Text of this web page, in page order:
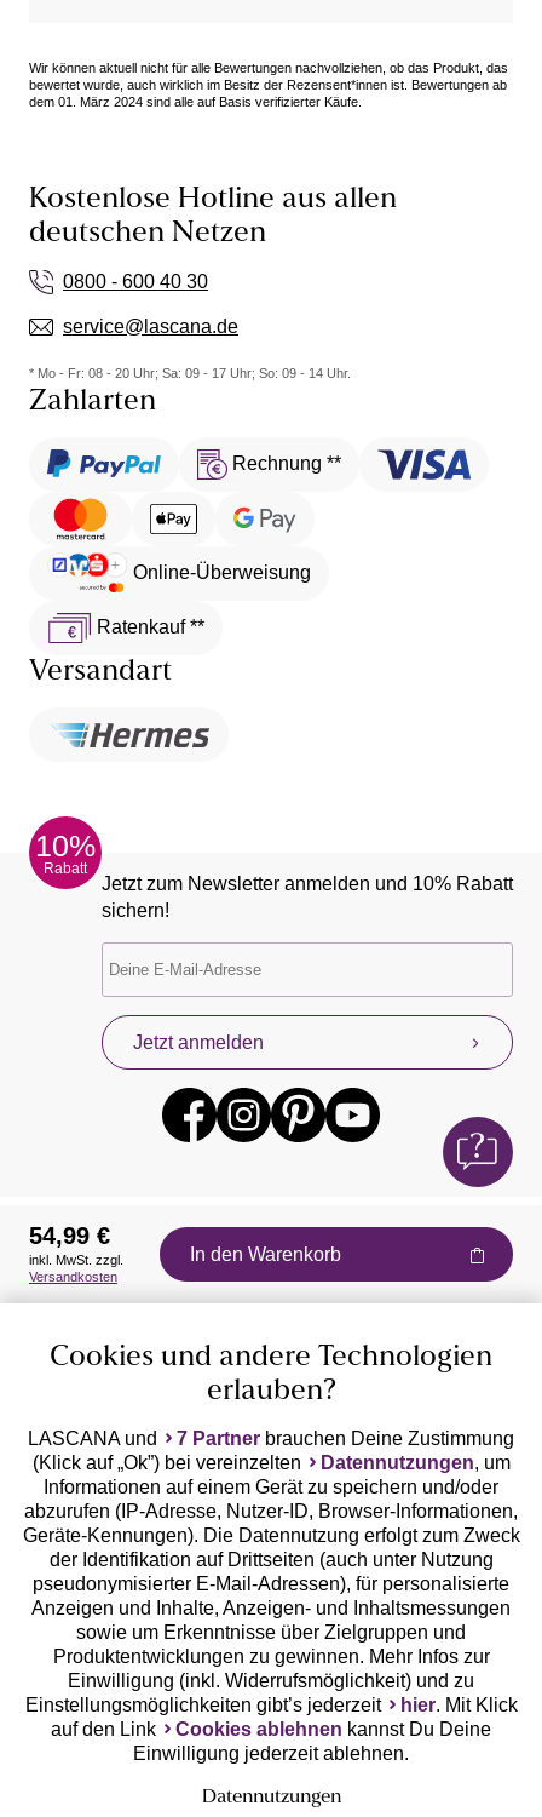
Wir können aktuell nicht für alle Bewertungen nachvollziehen, ob das Produkt, das
bewertet wurde, auch wirklich im Besitz der Rezensent*innen ist. Bewertungen ab
dem 01. März 2024 sind alle auf Basis verifizierter Käufe.
Kostenlose Hotline aus allen
deutschen Netzen
0800 - 600 40 30
service@lascana.de
* Mo - Fr: 08 - 20 Uhr; Sa: 09 - 17 Uhr; So: 09 - 14 Uhr.
Zahlarten
Rechnung **
Online-Überweisung
Ratenkauf **
Versandart
10%
Rabatt
Jetzt zum Newsletter anmelden und 10% Rabatt
sichern!
Jetzt anmelden
Auszeichnungen
Geprüfte Sicherheit
Unsere Apps
54,99 €
inkl. MwSt. zzgl.
Versandkosten
In den Warenkorb
Cookies und andere Technologien
erlauben?
LASCANA und 7 Partner brauchen Deine Zustimmung
(Klick auf „Ok”) bei vereinzelten
Datennutzungen, um
Informationen auf einem Gerät zu speichern und/oder
abzurufen (IP-Adresse, Nutzer-ID, Browser-Informationen,
Geräte-Kennungen). Die Datennutzung erfolgt zum Zweck
der Identifikation auf Drittseiten (auch unter Nutzung
pseudonymisierter E-Mail-Adressen), für personalisierte
Anzeigen und Inhalte, Anzeigen- und Inhaltsmessungen
sowie um Erkenntnisse über Zielgruppen und
Produktentwicklungen zu gewinnen. Mehr Infos zur
Einwilligung (inkl. Widerrufsmöglichkeit) und zu
Einstellungsmöglichkeiten gibt’s jederzeit
hier. Mit Klick
auf den Link
Cookies ablehnen kannst Du Deine
Einwilligung jederzeit ablehnen.
Datennutzungen